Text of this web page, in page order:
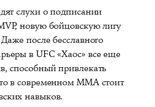
слухи о подписании
новую бойцовскую лигу
после бесславного
в UFC «Хаос» все еще
способный привлекать
в современном ММА стоит
навыков.